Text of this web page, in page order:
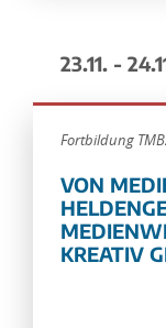
23.11. -
Fortbildung
VON
KREATIV